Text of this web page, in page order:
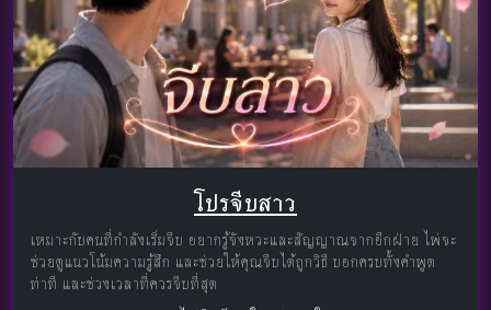
โปรจีบสาว
เหมาะกับคนที่กำลังเริ่มจีบ อยากรู้จังหวะและสัญญาณจากอีกฝ่าย ไพ่จะ
ช่วยดูแนวโน้มความรู้สึก และช่วยให้คุณจีบได้ถูกวิธี บอกครบทั้งคำพูด
ท่าที และช่วงเวลาที่ควรจีบที่สุด